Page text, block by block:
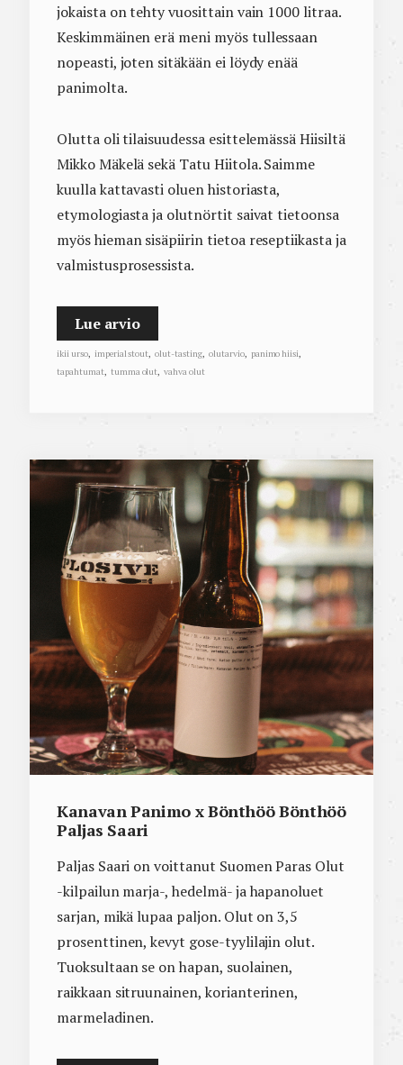
jokaista on tehty vuosittain vain 1000 litraa.
Keskimmäinen erä meni myös tullessaan
nopeasti, joten sitäkään ei löydy enää
panimolta.
Olutta oli tilaisuudessa esittelemässä Hiisiltä
Mikko Mäkelä sekä Tatu Hiitola. Saimme
kuulla kattavasti oluen historiasta,
etymologiasta ja olutnörtit saivat tietoonsa
myös hieman sisäpiirin tietoa reseptiikasta ja
valmistusprosessista.
Lue arvio
ikii urso, imperial stout olut-tasting, olutarvio, panimo hiisi
tapahtumat, tumma olut vahva olut
Kanavan Panimo x Bönthöö Bönthöö
Paljas Saari
Paljas Saari on voittanut Suomen Paras Olut
-kilpailun marja-, hedelmä- ja hapanoluet
sarjan, mikä lupaa paljon. Olut on 3,5
prosenttinen, kevyt gose-tyylilajin olut.
Tuoksultaan se on hapan, suolainen,
raikkaan sitruunainen, korianterinen,
marmeladinen.